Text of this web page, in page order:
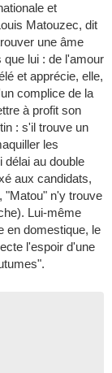
et
Matouzec, dit
une âme
lui : de l'amour
et apprécie, elle,
complice de la
à profit son
: s'il trouve un
les
délai au double
aux candidats,
"Matou" n'y trouve
Lui-même
en domestique, le
l'espoir d'une